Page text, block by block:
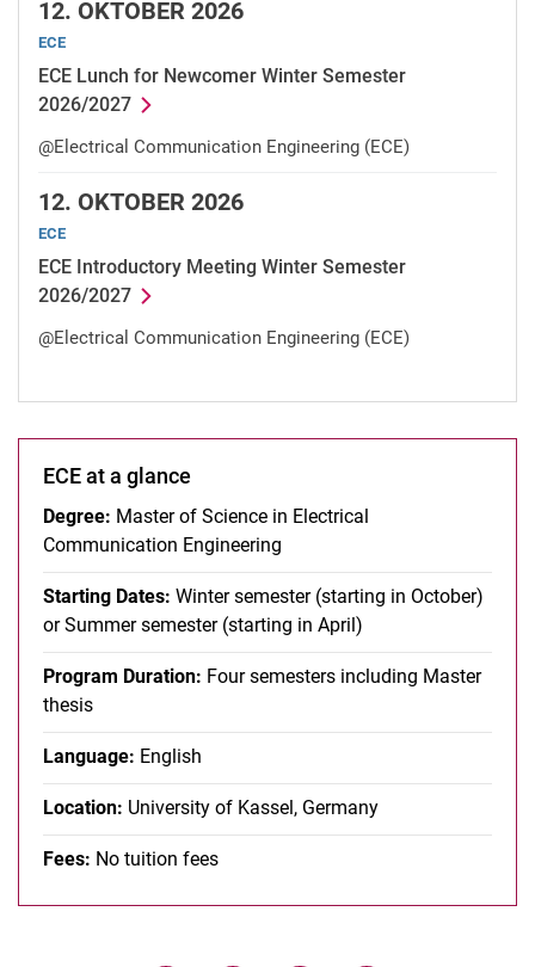
12. OKTOBER 2026
ECE
ECE Lunch for Newcomer Winter Semester
2026/2027
@Electrical Communication Engineering (ECE)
12. OKTOBER 2026
ECE
ECE Introductory Meeting Winter Semester
2026/2027
@Electrical Communication Engineering (ECE)
ECE at a glance
Degree: Master of Science in Electrical
Communication Engineering
Starting Dates: Winter semester (starting in October)
or Summer semester (starting in April)
Program Duration: Four semesters including Master
thesis
Language: English
Location: University of Kassel, Germany
Fees: No tuition fees